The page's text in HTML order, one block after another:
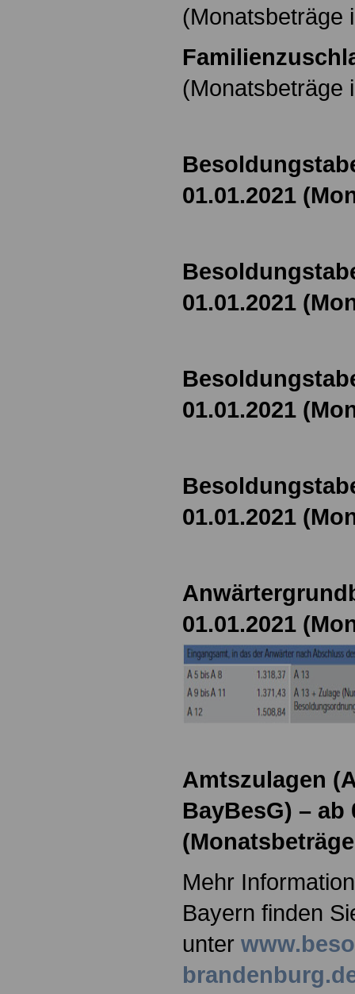
(Monatsbeträge
(Monatsbeträge
01.01.2021
01.01.2021
01.01.2021
01.01.2021
01.01.2021
Amtszulagen
BayBesG) – ab
Mehr
Bayern finden
unter